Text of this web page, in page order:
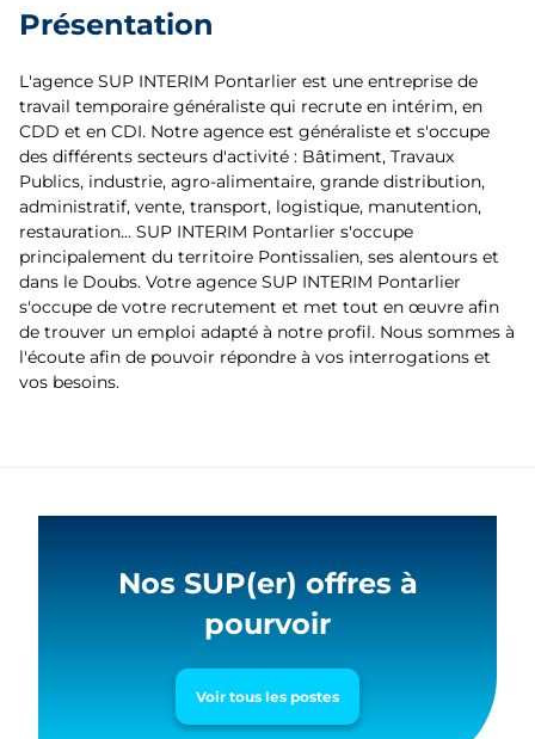
Présentation
L'agence SUP INTERIM Pontarlier est une entreprise de
travail temporaire généraliste qui recrute en intérim, en
CDD et en CDI. Notre agence est généraliste et s'occupe
des différents secteurs d'activité : Bâtiment, Travaux
Publics, industrie, agro-alimentaire, grande distribution,
administratif, vente, transport, logistique, manutention,
restauration... SUP INTERIM Pontarlier s'occupe
principalement du territoire Pontissalien, ses alentours et
dans le Doubs. Votre agence SUP INTERIM Pontarlier
s'occupe de votre recrutement et met tout en œuvre afin
de trouver un emploi adapté à notre profil. Nous sommes à
l'écoute afin de pouvoir répondre à vos interrogations et
vos besoins.
Nos SUP(er) offres à
pourvoir
Voir tous les postes